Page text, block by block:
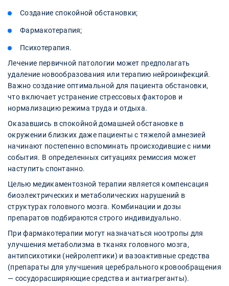
Создание спокойной обстановки;
Фармакотерапия;
Психотерапия.
Лечение первичной патологии может предполагать
удаление новообразования или терапию нейроинфекций.
Важно создание оптимальной для пациента обстановки,
что включает устранение стрессовых факторов и
нормализацию режима труда и отдыха.
Оказавшись в спокойной домашней обстановке в
окружении близких даже пациенты с тяжелой амнезией
начинают постепенно вспоминать происходившие с ними
события. В определенных ситуациях ремиссия может
наступить спонтанно.
Целью медикаментозной терапии является компенсация
биоэлектрических и метаболических нарушений в
структурах головного мозга. Комбинации и дозы
препаратов подбираются строго индивидуально.
При фармакотерапии могут назначаться ноотропы для
улучшения метаболизма в тканях головного мозга,
антипсихотики (нейролептики) и вазоактивные средства
(препараты для улучшения церебрального кровообращения
— сосудорасширяющие средства и антиагреганты).